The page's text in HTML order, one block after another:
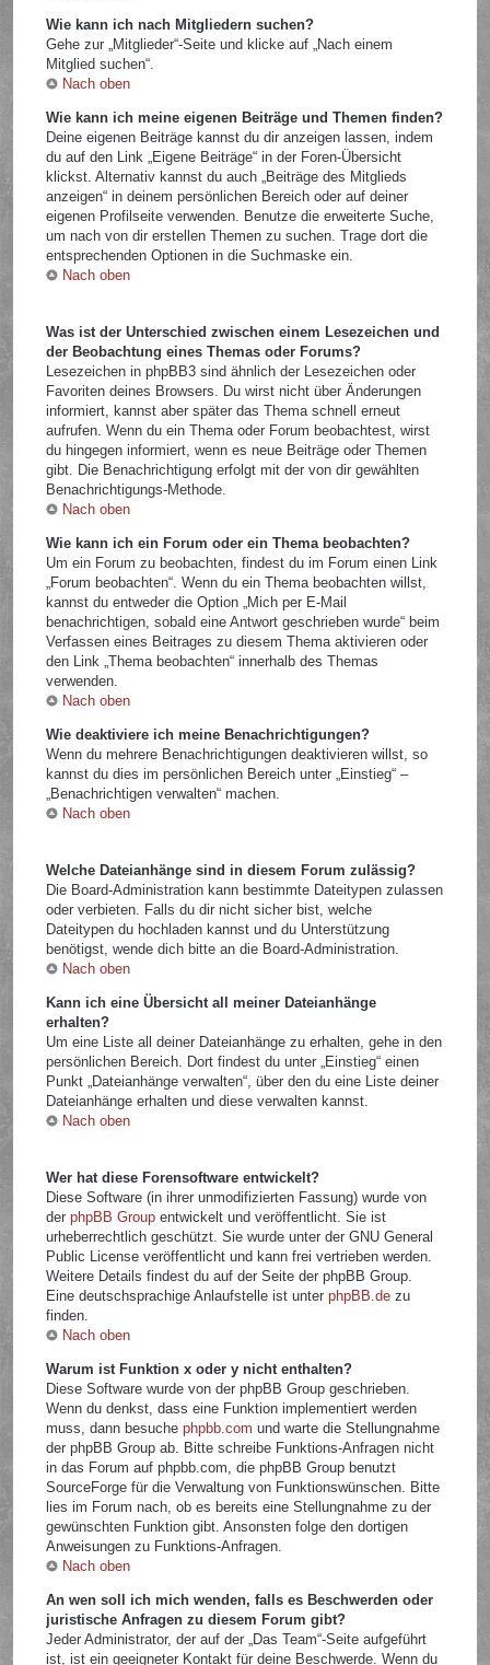
Wie kann ich nach Mitgliedern suchen?
Gehe zur „Mitglieder“-Seite und klicke auf „Nach einem
Mitglied suchen“.
Nach oben
Wie kann ich meine eigenen Beiträge und Themen finden?
Deine eigenen Beiträge kannst du dir anzeigen lassen, indem
du auf den Link „Eigene Beiträge“ in der Foren-Übersicht
klickst. Alternativ kannst du auch „Beiträge des Mitglieds
anzeigen“ in deinem persönlichen Bereich oder auf deiner
eigenen Profilseite verwenden. Benutze die erweiterte Suche,
um nach von dir erstellen Themen zu suchen. Trage dort die
entsprechenden Optionen in die Suchmaske ein.
Nach oben
Was ist der Unterschied zwischen einem Lesezeichen und
der Beobachtung eines Themas oder Forums?
Lesezeichen in phpBB3 sind ähnlich der Lesezeichen oder
Favoriten deines Browsers. Du wirst nicht über Änderungen
informiert, kannst aber später das Thema schnell erneut
aufrufen. Wenn du ein Thema oder Forum beobachtest, wirst
du hingegen informiert, wenn es neue Beiträge oder Themen
gibt. Die Benachrichtigung erfolgt mit der von dir gewählten
Benachrichtigungs-Methode.
Nach oben
Wie kann ich ein Forum oder ein Thema beobachten?
Um ein Forum zu beobachten, findest du im Forum einen Link
„Forum beobachten“. Wenn du ein Thema beobachten willst,
kannst du entweder die Option „Mich per E-Mail
benachrichtigen, sobald eine Antwort geschrieben wurde“ beim
Verfassen eines Beitrages zu diesem Thema aktivieren oder
den Link „Thema beobachten“ innerhalb des Themas
verwenden.
Nach oben
Wie deaktiviere ich meine Benachrichtigungen?
Wenn du mehrere Benachrichtigungen deaktivieren willst, so
kannst du dies im persönlichen Bereich unter „Einstieg“ –
„Benachrichtigen verwalten“ machen.
Nach oben
Welche Dateianhänge sind in diesem Forum zulässig?
Die Board-Administration kann bestimmte Dateitypen zulassen
oder verbieten. Falls du dir nicht sicher bist, welche
Dateitypen du hochladen kannst und du Unterstützung
benötigst, wende dich bitte an die Board-Administration.
Nach oben
Kann ich eine Übersicht all meiner Dateianhänge
erhalten?
Um eine Liste all deiner Dateianhänge zu erhalten, gehe in den
persönlichen Bereich. Dort findest du unter „Einstieg“ einen
Punkt „Dateianhänge verwalten“, über den du eine Liste deiner
Dateianhänge erhalten und diese verwalten kannst.
Nach oben
Wer hat diese Forensoftware entwickelt?
Diese Software (in ihrer unmodifizierten Fassung) wurde von
derphpBB Group entwickelt und veröffentlicht. Sie ist
urheberrechtlich geschützt. Sie wurde unter der GNU General
Public License veröffentlicht und kann frei vertrieben werden.
Weitere Details findest du auf der Seite der phpBB Group.
Eine deutschsprachige Anlaufstelle ist unterphpBB.de zu
finden.
Nach oben
Warum ist Funktion x oder y nicht enthalten?
Diese Software wurde von der phpBB Group geschrieben.
Wenn du denkst, dass eine Funktion implementiert werden
muss, dann besuchephpbb.com und warte die Stellungnahme
der phpBB Group ab. Bitte schreibe Funktions-Anfragen nicht
in das Forum auf phpbb.com, die phpBB Group benutzt
SourceForge für die Verwaltung von Funktionswünschen. Bitte
lies im Forum nach, ob es bereits eine Stellungnahme zu der
gewünschten Funktion gibt. Ansonsten folge den dortigen
Anweisungen zu Funktions-Anfragen.
Nach oben
An wen soll ich mich wenden, falls es Beschwerden oder
juristische Anfragen zu diesem Forum gibt?
Jeder Administrator, der auf der „Das Team“-Seite aufgeführt
ist, ist ein geeigneter Kontakt für deine Beschwerde. Wenn du